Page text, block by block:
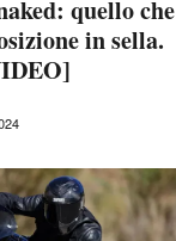
quello che
in sella.